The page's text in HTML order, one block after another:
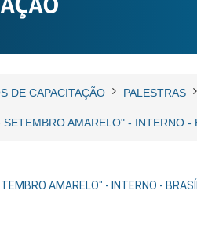
DE CAPACITAÇÃO PALESTRAS
AMARELO" - INTERNO
AMARELO" - INTERNO -